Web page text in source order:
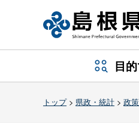
目
トップ> 県政・統計 > 政